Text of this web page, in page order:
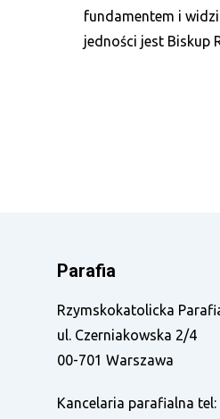
fundamentem i
jedności jest Biskup
Parafia
Rzymskokatolicka
ul. Czerniakowska 2/4
00-701 Warszawa
Kancelaria parafialna tel: